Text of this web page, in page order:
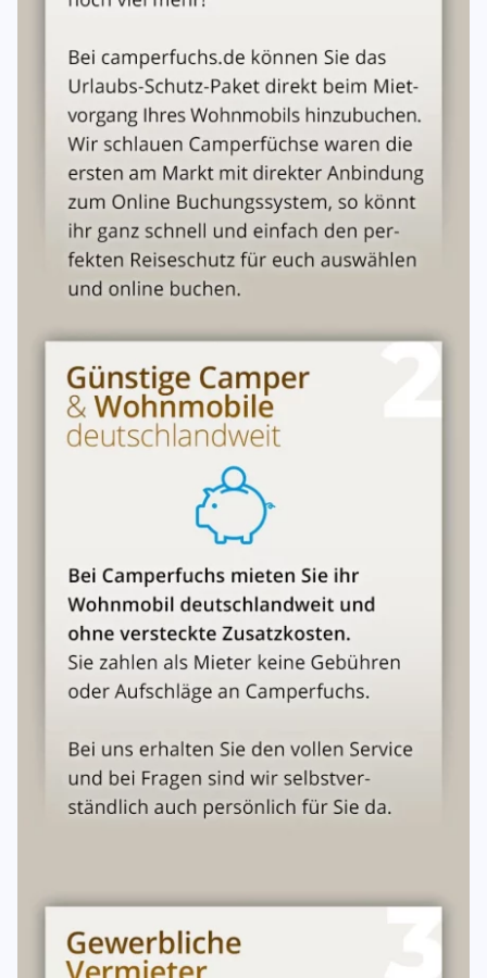
Bei der Buchung benötigen wir die Vorlage der
Führerscheine der Personen, die das Wohnmobil fahren
werden, sowie gültige Personalausweise – natürlich im
Original.
Grundsätzlich dürfen alle Personen das Wohnmobil
fahren, sofern sie zuvor als Fahrer/Mieter eingetragen
wurden. Dies hat versicherungstechnische Gründe.
Selbstverständlich wird ein Führerschein der Klasse B bzw.
3 vorausgesetzt, das Mindestalter beträgt 25 Jahre. Dieser
Service ist für Dich/Euch ohne Zusatzgebühren.
Vermieters als auch zum Schutz des Mieters. Darin werden
alle evtl. Fahrzeugmängel und die Vollständigkeit des
Inventars vor und nach der Mietdauer festgehalten.
Fahrten nur innerhalb Europa, entsprechend der „grünen
Versicherungskarte“. Andere Länder dürfen nur mit
ausdrücklicher Genehmigung des Vermieters bereist
Unsere Wohnmobile werden mit voller Tankfüllung (Diesel
und AdBlue) übergeben und müssen vollgetankt
zurückgegeben werden.
Für die Kontrolle und das ausreichende Befüllen der
Verbrauchsmaterialien (eine 11 kg Flasche bzw. 5 kg-
Gasflasche, Gas, WC-Chemie, Frischwasser und AdBlue)
und einen Schutzbrief, berechnen wir einmalig ein
Starterpaket 129,- € je Buchung.
Optional: TV-Sat-Set
Optional: Winterreifen (Allwetter)
Optional: Schneeketten
Der Fahrradträger ist für 2 Fahrräder geeignet, bis zu
einem Gesamtgewicht von je ca. 30 kg. Dieser wird auf der
Anhängerkupplung montiert und kostet zur Miete 8,-